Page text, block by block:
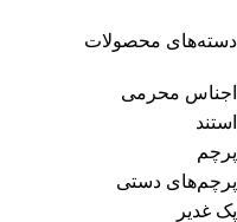
دسته‌های محصولات
اجناس محرمی
استند
پرچم
پرچم‌های دستی
پک غدیر